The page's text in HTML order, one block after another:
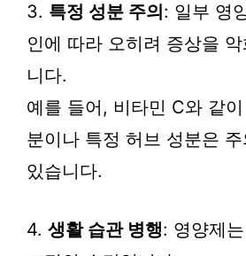
3. 특정 성분 주의: 일부 영
인에 따라 오히려 증상을
니다.
예를 들어, 비타민 C와 같
분이나 특정 허브 성분은
있습니다.
4. 생활 습관 병행: 영양제